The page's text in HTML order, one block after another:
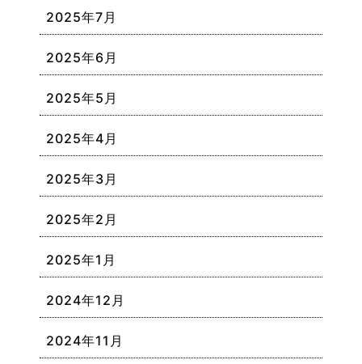
2025年7月
2025年6月
2025年5月
2025年4月
2025年3月
2025年2月
2025年1月
2024年12月
2024年11月